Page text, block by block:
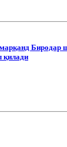
Биродар
қилади